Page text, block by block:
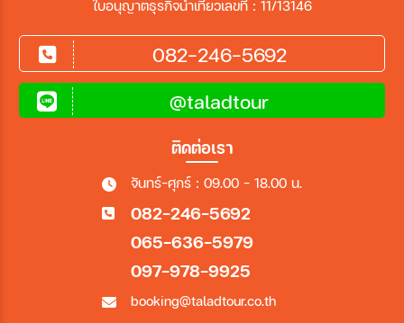
ใบอนุญาตธุรกิจนำเที่ยวเลขที่ : 11/13146
082-246-5692
@taladtour
ติดต่อเรา
จันทร์-ศุกร์ : 09.00 - 18.00 น.
082-246-5692
065-636-5979
097-978-9925
booking@taladtour.co.th